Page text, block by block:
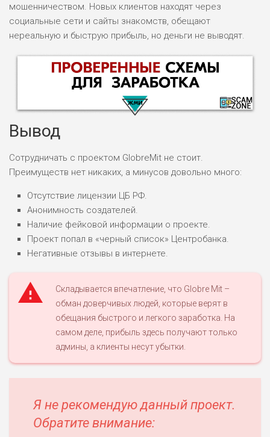
мошенничеством. Новых клиентов находят через
социальные сети и сайты знакомств, обещают
нереальную и быструю прибыль, но деньги не выводят.
ВСЕМ
ДОХОД: ВЫСОКИЙ
ЛЮБИТЕЛЯ
М СТАВОК
РИСКИ: СРЕДНИЕ
ДОХОД: ВЫСОКИЙ
БЮДЖЕТ: НИЗКИЙ
ПОДОЙДЕТ
ВСЕМ
РИСКИ: НИЗКИЕ
Вывод
Сотрудничать с проектом GlobreMit не стоит.
Преимуществ нет никаких, а минусов довольно много:
Отсутствие лицензии ЦБ РФ.
Анонимность создателей.
Наличие фейковой информации о проекте.
Проект попал в «черный список» Центробанка.
Негативные отзывы в интернете.
Складывается впечатление, что Globre Mit –
обман доверчивых людей, которые верят в
обещания быстрого и легкого заработка. На
самом деле, прибыль здесь получают только
админы, а клиенты несут убытки.
Я не рекомендую данный проект.
Обратите внимание: